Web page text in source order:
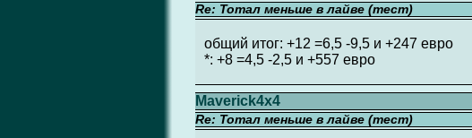
Re: Тотал меньше в лайве (тест)
общий итог: +12 =6,5 -9,5 и +247 евро
*: +8 =4,5 -2,5 и +557 евро
Maverick4x4
Re: Тотал меньше в лайве (тест)